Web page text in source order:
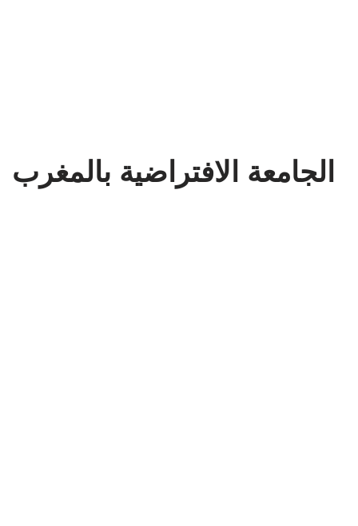
الجامعة الافتراضية بالمغرب